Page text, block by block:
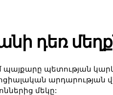
դեռ
պետության
արդարության
մեկը: